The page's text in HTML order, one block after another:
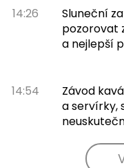
14:26
Sluneční
pozorovat
a nejlepší
14:54
Závod
a servírky,